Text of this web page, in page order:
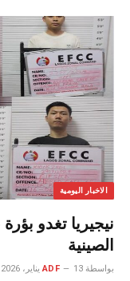
الاخبار اليومية
نيجيريا تغدو
الصينية
بواسطة ADF 13 يناير، 2026